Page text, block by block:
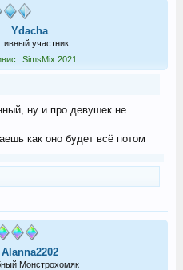
Ydacha
участник
SimsMix 2021
ну и про девушек не
как оно будет всё потом
Alanna2202
Монстрохомяк